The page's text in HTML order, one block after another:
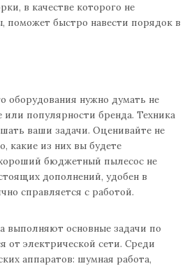
в качестве которого не
поможет быстро навести порядок в
оборудования нужно думать не
популярности бренда. Техника
ваши задачи. Оценивайте не
какие из них вы будете
бюджетный пылесос не
дополнений, удобен в
справляется с работой.
выполняют основные задачи по
от электрической сети. Среди
аппаратов: шумная работа,